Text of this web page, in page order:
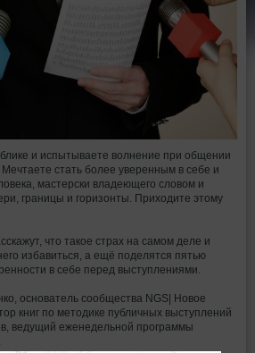
и испытываете волнение при общении
стать более уверенным в себе и
мастерски владеющего словом и
границы и горизонты. Приходите этому
что такое страх на самом деле и
избавиться, а ещё поделятся пятью
в себе перед выступлениями.
основатель сообщества NGS| Новое
книг по методике публичных выступлений
ведущий еженедельной программы